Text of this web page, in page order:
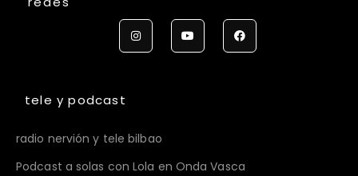
tele y podcast
radio nervión y tele bilbao
Podcast a solas con Lola en Onda Vasca